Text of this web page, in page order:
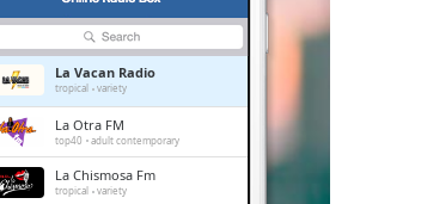
La Vacan Radio
tropical variety
La Otra FM
top40 adult contemporary
La Chismosa Fm
tropical variety